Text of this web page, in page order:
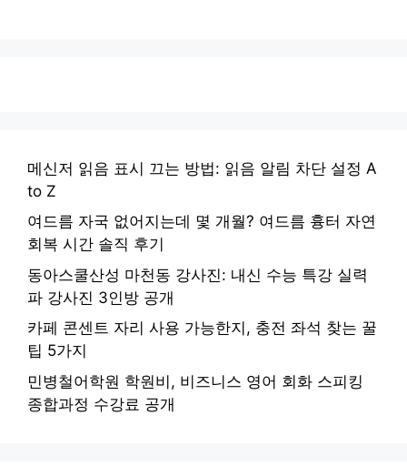
메신저 읽음 표시 끄는 방법: 읽음 알림 차단 설정 A
to Z
여드름 자국 없어지는데 몇 개월? 여드름 흉터 자연
회복 시간 솔직 후기
동아스쿨산성 마천동 강사진: 내신 수능 특강 실력
파 강사진 3인방 공개
카페 콘센트 자리 사용 가능한지, 충전 좌석 찾는 꿀
팁 5가지
민병철어학원 학원비, 비즈니스 영어 회화 스피킹
종합과정 수강료 공개